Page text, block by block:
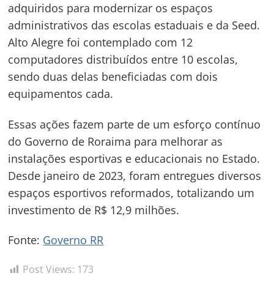
adquiridos para modernizar os espaços
administrativos das escolas estaduais e da Seed.
Alto Alegre foi contemplado com 12
computadores distribuídos entre 10 escolas,
sendo duas delas beneficiadas com dois
equipamentos cada.
Essas ações fazem parte de um esforço contínuo
do Governo de Roraima para melhorar as
instalações esportivas e educacionais no Estado.
Desde janeiro de 2023, foram entregues diversos
espaços esportivos reformados, totalizando um
investimento de R$ 12,9 milhões.
Fonte: Governo RR
Post Views: 173